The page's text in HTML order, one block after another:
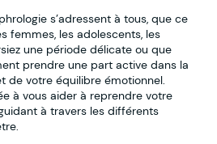
s’adressent à tous, que ce
femmes, les adolescents, les
une période délicate ou que
prendre une part active dans la
de votre équilibre émotionnel.
à vous aider à reprendre votre
à travers les différents